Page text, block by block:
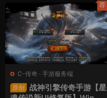
C-传奇 · 手游服务端
原创
战神引擎传奇手游【星
荐